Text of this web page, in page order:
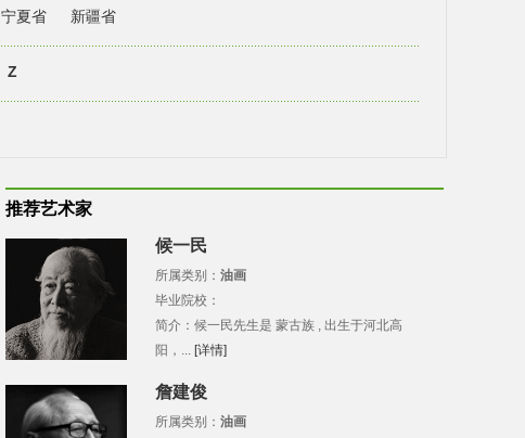
宁夏省 新疆省
Z
推荐艺术家
候一民
所属类别： 油画
毕业院校：
简介：候一民先生是 蒙古族 , 出生于河北高
阳，... [详情]
詹建俊
所属类别： 油画